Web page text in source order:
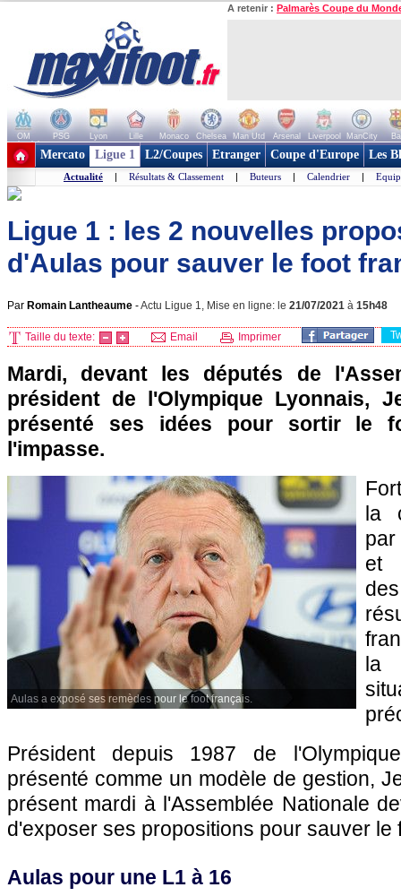
A retenir : Palmarès Coupe du
OM PSG Lyon Lille Monaco Chelsea Man Utd Arsenal Liverpool ManCity
+ de clubs
Mercato Ligue 1 L2/Coupes Etranger Coupe d'Europe Les
Actualité | Résultats & Classement | Buteurs | Calendrier |
Ligue 1 : les 2 nouvelles
d'Aulas pour sauver le foot
Par Romain Lantheaume -Actu Ligue 1, Mise en ligne: le 21/07/2021 à 15h48
Taille du texte: Email Imprimer
Mardi, devant les députés de
président de l'Olympique Lyonnais,
présenté ses idées pour sortir le
l'impasse.
Aulas a exposé ses remèdes pour le foot français.
la
par
et
la
Président depuis 1987 de
présenté comme un modèle de gestion,
présent mardi à l'Assemblée Nationale
d'exposer ses propositions pour sauver le
Aulas pour une L1 à 16